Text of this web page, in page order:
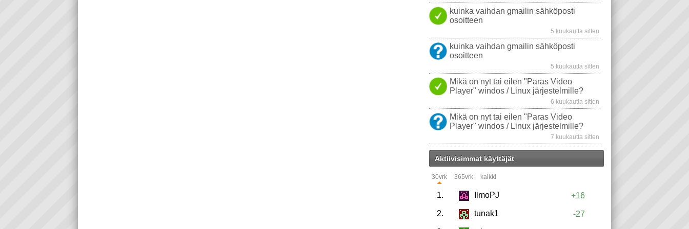
kuinka vaihdan gmailin sähköposti
osoitteen
5 kuukautta sitten
kuinka vaihdan gmailin sähköposti
osoitteen
5 kuukautta sitten
Mikä on nyt tai eilen "Paras Video
Player" windos / Linux järjestelmille?
6 kuukautta sitten
Mikä on nyt tai eilen "Paras Video
Player" windos / Linux järjestelmille?
7 kuukautta sitten
Aktiivisimmat käyttäjät
30vrk 365vrk kaikki
1. IlmoPJ +16
2. tunak1 -27